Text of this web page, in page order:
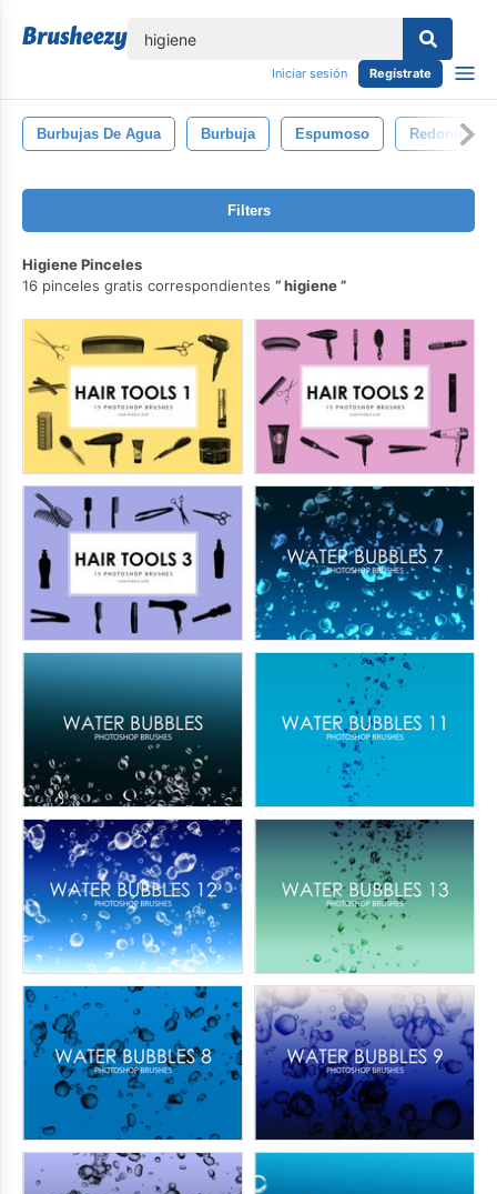
Iniciar sesión Regístrate
Burbujas De Agua Burbuja Espumoso Redondo
Filters
Higiene Pinceles
16 pinceles gratis correspondientes
higiene